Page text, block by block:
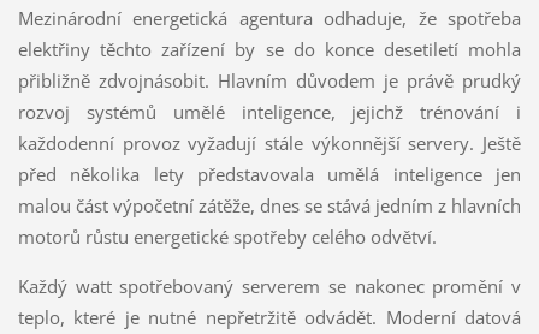
Mezinárodní energetická agentura odhaduje, že spotřeba
elektřiny těchto zařízení by se do konce desetiletí mohla
přibližně zdvojnásobit. Hlavním důvodem je právě prudký
rozvoj systémů umělé inteligence, jejichž trénování i
každodenní provoz vyžadují stále výkonnější servery. Ještě
před několika lety představovala umělá inteligence jen
malou část výpočetní zátěže, dnes se stává jedním z hlavních
motorů růstu energetické spotřeby celého odvětví.
Každý watt spotřebovaný serverem se nakonec promění v
teplo, které je nutné nepřetržitě odvádět. Moderní datová